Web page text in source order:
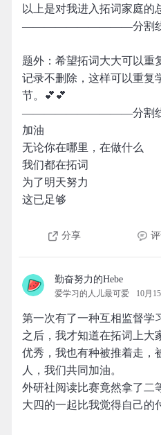
以上是对我进入拓词家庭的
——————————分
题外：希望拓词大大可以重
记录不删除，这样可以重复
节。💕💕
——————————分
加油
无论你在哪里，在做什么
我们都在拓词
为了明天努力
这已足够
分享 评
勤奋努力的Hebe
爱学习的人儿最可爱 10月
第一次有了一种互相监督学
之后，我才知道在拓词上大
优秀，我也有种被推着走，
人，我们共同加油。
外研社阅读比赛竟然拿了二
大四的一起比我觉得自己的